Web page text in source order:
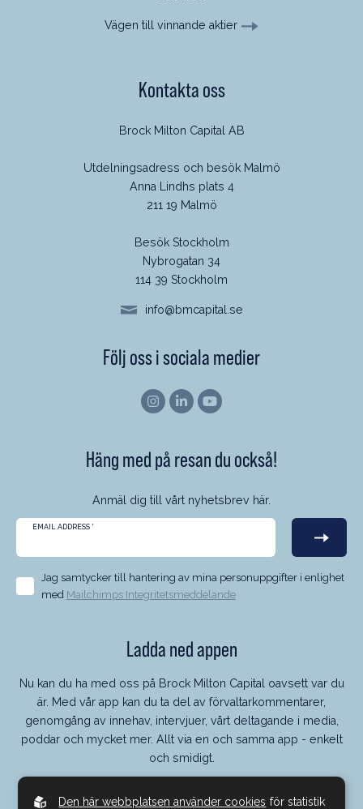
Vägen till vinnande aktier
Kontakta oss
Brock Milton Capital AB
Utdelningsadress och besök Malmö
Anna Lindhs plats 4
211 19 Malmö
Besök Stockholm
Nybrogatan 34
114 39 Stockholm
info@bmcapital.se
Följ oss i sociala medier
Häng med på resan du också!
Anmäl dig till vårt nyhetsbrev här.
EMAIL ADDRESS *
Jag samtycker till hantering av mina personuppgifter i enlighet
med Mailchimps Integritetsmeddelande
Ladda ned appen
Nu kan du ha med oss på Brock Milton Capital oavsett var du
är. Med vår app kan du ta del av förvaltarkommentarer,
genomgång av innehav, intervjuer, vårt deltagande i media,
poddar och mycket mer. Allt via en och samma app - enkelt
och smidigt.
Den här webbplatsen använder cookies för statistik